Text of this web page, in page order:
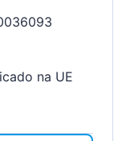
na UE